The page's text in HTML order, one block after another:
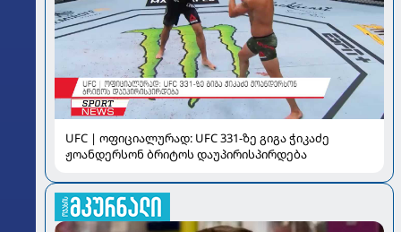
UFC | ოფიციალურად: UFC 331-ზე გიგა ჭიკაძე
ჟოანდერსონ ბრიტოს დაუპირისპირდება